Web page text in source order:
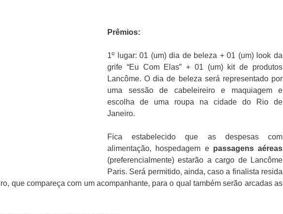
Prêmios:
1º lugar: 01 (um) dia de beleza + 01 (um) look da
grife “Eu Com Elas” + 01 (um) kit de produtos
Lancôme. O dia de beleza será representado por
uma sessão de cabeleireiro e maquiagem e
escolha de uma roupa na cidade do Rio de
Janeiro.
Fica estabelecido que as despesas com
alimentação, hospedagem e passagens aéreas
(preferencialmente) estarão a cargo de Lancôme
Paris. Será permitido, ainda, caso a finalista resida
que compareça com um acompanhante, para o qual também serão arcadas as